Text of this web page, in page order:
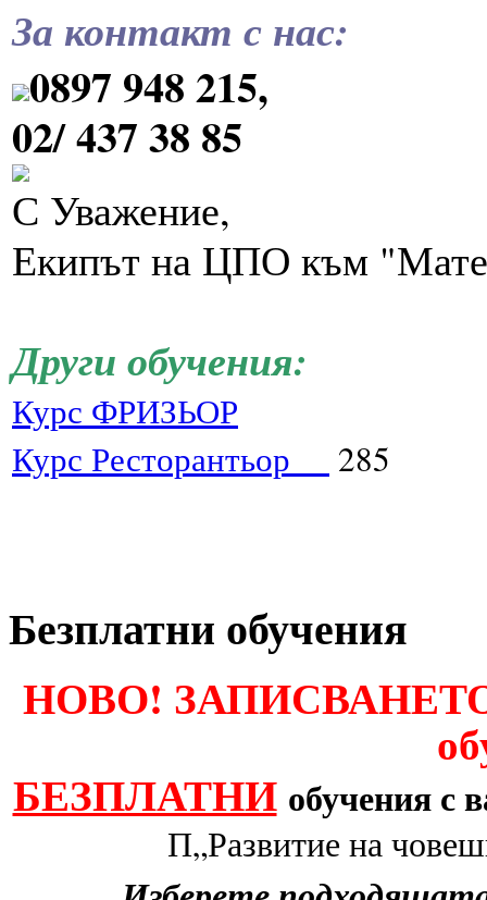
За контакт с нас:
0897 948 215,
02/ 437 38 85
С Уважение,
Екипът на ЦПО към
Други обучения:
Курс ФРИЗЬОР
Курс Ресторантьор
285
Безплатни обучения
НОВО! ЗАПИСВАНЕТО
БЕЗПЛАТНИ обучения с
П„Развитие на